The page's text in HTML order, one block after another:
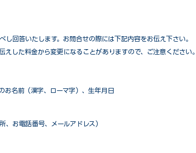
し回答いたします。お問合せの際には下記内容をお伝え下さい。
えした料金から変更になることがありますので、ご注意ください。
お名前（漢字、ローマ字）、生年月日
、お電話番号、メールアドレス）